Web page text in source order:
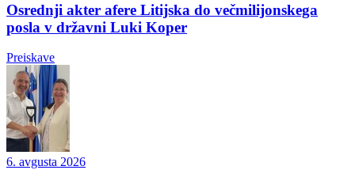
Osrednji akter afere Litijska do večmilijonskega
posla v državni Luki Koper
Preiskave
6. avgusta 2026